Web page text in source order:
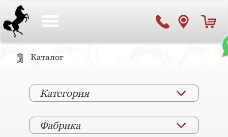
Каталог
Категория
Фабрика